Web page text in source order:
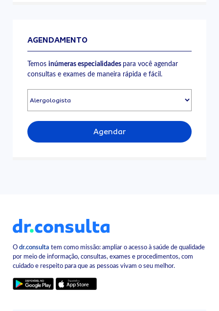
AGENDAMENTO
Temosinúmeras especialidades para você agendar
consultas e exames de maneira rápida e fácil.
Agendar
Odr.consulta tem como missão: ampliar o acesso à saúde de qualidade
por meio de informação, consultas, exames e procedimentos, com
cuidado e respeito para que as pessoas vivam o seu melhor.